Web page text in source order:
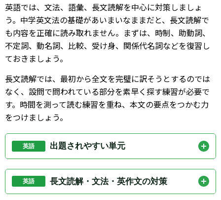
英語では、文法、語彙、長文読解を中心に対策しましょ
う。中学英文法の基礎があいまいなままだと、長文読解で
も内容を正確に読み取れません。まずは、時制、助動詞、
不定詞、動名詞、比較、受け身、関係代名詞などを復習し
ておきましょう。
長文読解では、最初から全文を完璧に訳そうとするのでは
なく、設問で問われている部分を素早く探す練習が必要で
す。時間を測って読む練習を重ね、本文の要点をつかむ力
をつけましょう。
英語 出題されやすい単元
彙・熟語、会話表現、長文読解です。英語が苦手な生
徒は、まず教科書レベルの単語と基本例文を確実に覚
英語 長文読解・文法・英作文の対策